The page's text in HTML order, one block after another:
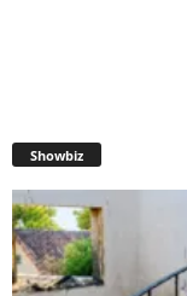
Showbiz